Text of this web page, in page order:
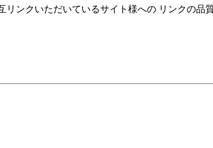
ンクいただいているサイト様への リンクの品